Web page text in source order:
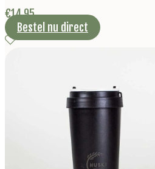
€14,95
Bestel nu direct